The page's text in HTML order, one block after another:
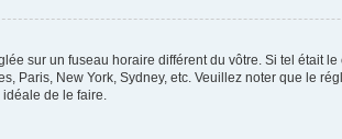
sur un fuseau horaire différent du vôtre. Si tel
Paris, New York, Sydney, etc. Veuillez noter que le
idéale de le faire.